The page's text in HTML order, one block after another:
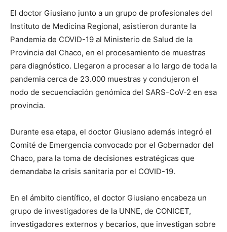
El doctor Giusiano junto a un grupo de profesionales del
Instituto de Medicina Regional, asistieron durante la
Pandemia de COVID-19 al Ministerio de Salud de la
Provincia del Chaco, en el procesamiento de muestras
para diagnóstico. Llegaron a procesar a lo largo de toda la
pandemia cerca de 23.000 muestras y condujeron el
nodo de secuenciación genómica del SARS-CoV-2 en esa
provincia.
Durante esa etapa, el doctor Giusiano además integró el
Comité de Emergencia convocado por el Gobernador del
Chaco, para la toma de decisiones estratégicas que
demandaba la crisis sanitaria por el COVID-19.
En el ámbito científico, el doctor Giusiano encabeza un
grupo de investigadores de la UNNE, de CONICET,
investigadores externos y becarios, que investigan sobre